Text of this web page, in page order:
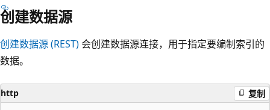
创建数据源
创建数据源 (REST) 会创建数据源连接，用于指定要编制索引的
数据。
http 复制